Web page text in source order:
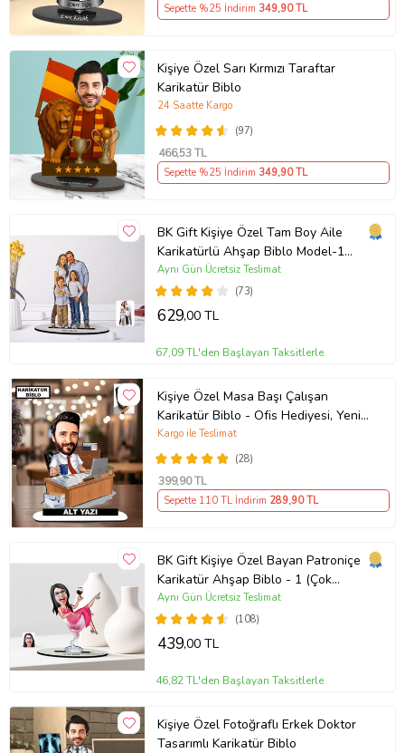
Sepette %25 İndirim 349,90 TL
Kişiye Özel Sarı Kırmızı Taraftar
Karikatür Biblo
(97)
24 Saatte Kargo
466,53 TL
Sepette %25 İndirim 349,90 TL
BK Gift Kişiye Özel Tam Boy Aile
Karikatürlü Ahşap Biblo Model-1
(Beyaz)
(73)
Aynı Gün Ücretsiz Teslimat
629,00 TL
67,09 TL'den Başlayan Taksitlerle
Kişiye Özel Masa Başı Çalışan
Karikatür Biblo - Ofis Hediyesi, Yeni
İş Hediyesi, Yöneticiye Özel Hediye
(28)
Kargo ile Teslimat
399,90 TL
Sepette 110 TL İndirim 289,90 TL
BK Gift Kişiye Özel Bayan Patroniçe
Karikatür Ahşap Biblo - 1 (Çok
Renkli)
(108)
Aynı Gün Ücretsiz Teslimat
439,00 TL
46,82 TL'den Başlayan Taksitlerle
Kişiye Özel Fotoğraflı Erkek Doktor
Tasarımlı Karikatür Biblo